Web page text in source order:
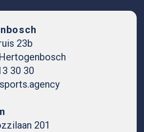
23b
30 30
201